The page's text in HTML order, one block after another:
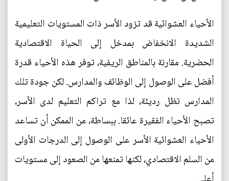
الأحياء العشوائية قد تزود الأسر ذات المستويات التعليمية
الشديدة الانخفاض بمدخل إلى الحياة الاقتصادية
الحضرية. مقارنة بالمناطق الريفية، توفر هذه الأحياء قدرة
أفضل على الوصول إلى الوظائف والمدارس. لكن جودة تلك
المدارس تظل رديئة، لذا مع تراكم التعليم لدى الأسر،
تصبح الأحياء الفقيرة عائقا. ببساطة، من الممكن أن تساعد
الأحياء العشوائية الأسر على الوصول إلى الدرجات الأولى
من السلم الاقتصادي، لكنها تمنعها من الصعود إلى مستويات